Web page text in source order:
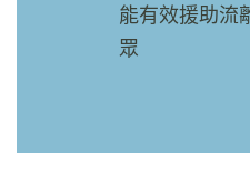
能有效援助流
眾